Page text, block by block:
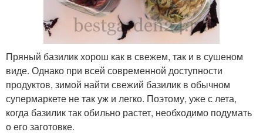
Пряный базилик хорош как в свежем, так и в сушеном
виде. Однако при всей современной доступности
продуктов, зимой найти свежий базилик в обычном
супермаркете не так уж и легко. Поэтому, уже с лета,
когда базилик так обильно растет, необходимо подумать
о его заготовке.